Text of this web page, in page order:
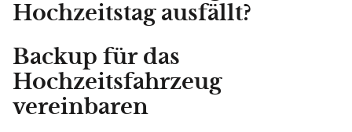
Hochzeitstag ausfällt?
Backup für das
Hochzeitsfahrzeug
vereinbaren